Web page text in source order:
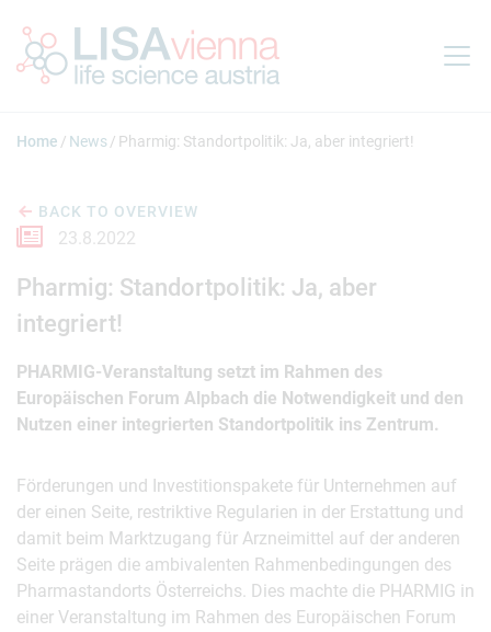
Home News Pharmig: Standortpolitik: Ja, aber integriert!
BACK TO OVERVIEW
23.8.2022
Pharmig: Standortpolitik: Ja, aber
integriert!
PHARMIG-Veranstaltung setzt im Rahmen des
Europäischen Forum Alpbach die Notwendigkeit und den
Nutzen einer integrierten Standortpolitik ins Zentrum.
Förderungen und Investitionspakete für Unternehmen auf
der einen Seite, restriktive Regularien in der Erstattung und
damit beim Marktzugang für Arzneimittel auf der anderen
Seite prägen die ambivalenten Rahmenbedingungen des
Pharmastandorts Österreichs. Dies machte die PHARMIG in
einer Veranstaltung im Rahmen des Europäischen Forum